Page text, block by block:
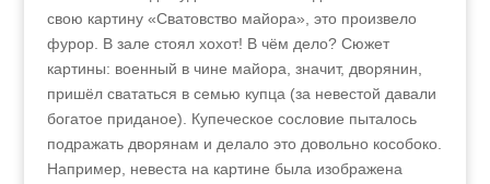
свою картину «Сватовство майора», это произвело
фурор. В зале стоял хохот! В чём дело? Сюжет
картины: военный в чине майора, значит, дворянин,
пришёл свататься в семью купца (за невестой давали
богатое приданое). Купеческое сословие пыталось
подражать дворянам и делало это довольно кособоко.
Например, невеста на картине была изображена